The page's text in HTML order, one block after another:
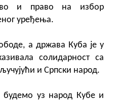
и право на избор
уређења.
а држава Куба је у
солидарност са
и Српски народ.
будемо уз народ Кубе и